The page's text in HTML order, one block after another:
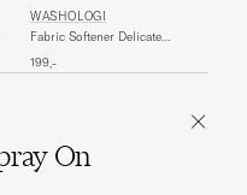
WASHOLOGI
Fabric Softener Delicate
199,-
On